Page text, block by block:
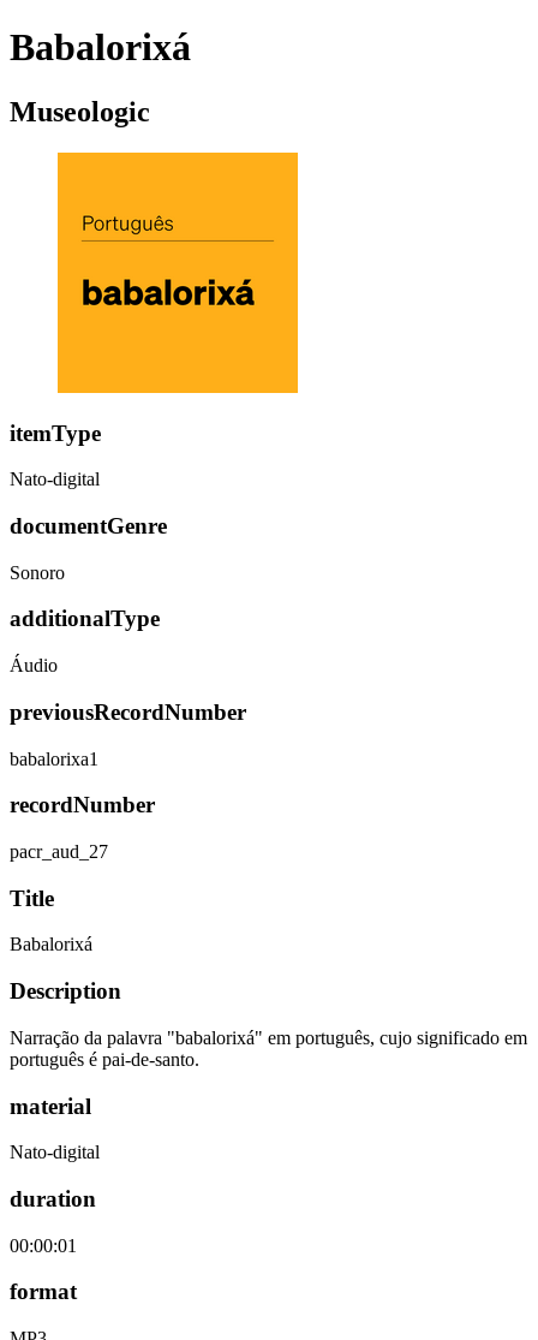
Babalorixá
Museologic
itemType
Nato-digital
documentGenre
Sonoro
additionalType
Áudio
previousRecordNumber
babalorixa1
recordNumber
pacr_aud_27
Title
Babalorixá
Description
Narração da palavra "babalorixá" em português, cujo significado em
português é pai-de-santo.
material
Nato-digital
duration
00:00:01
format